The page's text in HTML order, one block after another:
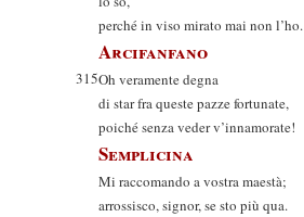
perché in viso mirato mai non l’ho.
Arcifanfano
315Oh veramente degna
di star fra queste pazze fortunate,
poiché senza veder v’innamorate!
Semplicina
Mi raccomando a vostra maestà;
arrossisco, signor, se sto più qua.